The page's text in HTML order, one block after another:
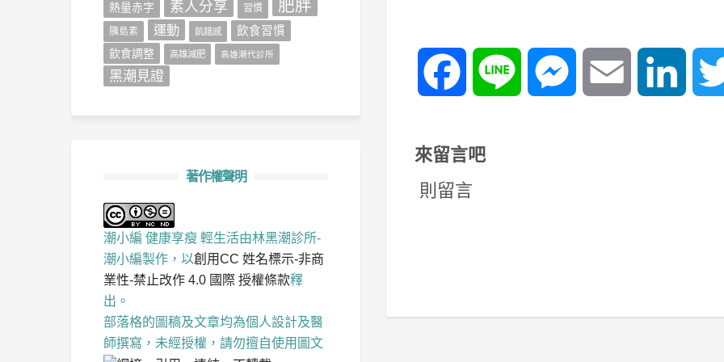
Facebook Line Messenger Email
來留言吧
則留言
熱量赤字 素人分享 習慣 肥胖
胰島素 運動 飢餓感
飲食習慣
飲食調整
高雄減肥 高雄潮代診所
黑潮見證
著作權聲明
潮小編 健康享瘦 輕生活由林黑潮診所-
潮小編製作，以創用CC 姓名標示-非商
業性-禁止改作 4.0 國際 授權條款釋
出。
部落格的圖稿及文章均為個人設計及醫
師撰寫，未經授權，請勿擅自使用圖文